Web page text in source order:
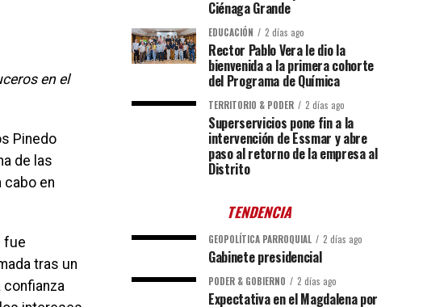
en el
Pinedo
de las
cabo en
fue
tras un
Ciénaga Grande
EDUCACIÓN 2 días ago
Rector Pablo Vera le dio la
bienvenida a la primera cohorte
del Programa de Química
TERRITORIO & PODER 2 días ago
Superservicios pone fin a la
intervención de Essmar y abre
paso al retorno de la empresa al
Distrito
TENDENCIA
GEOPOLÍTICA PARROQUIAL 2 días ago
Gabinete presidencial
PODER & GOBIERNO 2 días ago
Expectativa en el Magdalena por